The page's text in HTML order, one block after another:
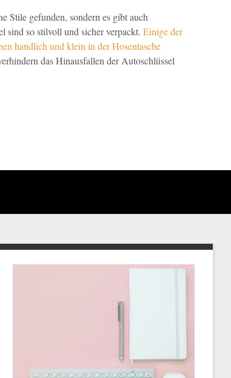
Stile gefunden, sondern es gibt auch
sind so stilvoll und sicher verpackt. Einige der
handlich und klein in der Hosentasche
das Hinausfallen der Autoschlüssel